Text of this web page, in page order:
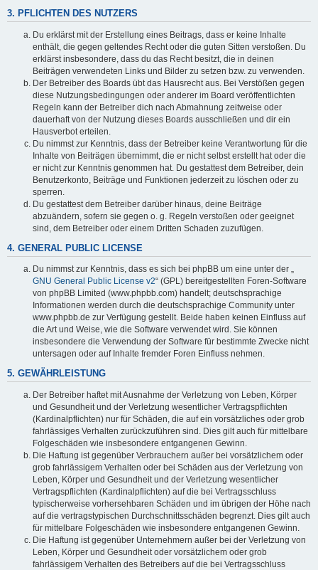
3. PFLICHTEN DES NUTZERS
Du erklärst mit der Erstellung eines Beitrags, dass er keine Inhalte
enthält, die gegen geltendes Recht oder die guten Sitten verstoßen. Du
erklärst insbesondere, dass du das Recht besitzt, die in deinen
Beiträgen verwendeten Links und Bilder zu setzen bzw. zu verwenden.
Der Betreiber des Boards übt das Hausrecht aus. Bei Verstößen gegen
diese Nutzungsbedingungen oder anderer im Board veröffentlichten
Regeln kann der Betreiber dich nach Abmahnung zeitweise oder
dauerhaft von der Nutzung dieses Boards ausschließen und dir ein
Hausverbot erteilen.
Du nimmst zur Kenntnis, dass der Betreiber keine Verantwortung für die
Inhalte von Beiträgen übernimmt, die er nicht selbst erstellt hat oder die
er nicht zur Kenntnis genommen hat. Du gestattest dem Betreiber, dein
Benutzerkonto, Beiträge und Funktionen jederzeit zu löschen oder zu
sperren.
Du gestattest dem Betreiber darüber hinaus, deine Beiträge
abzuändern, sofern sie gegen o. g. Regeln verstoßen oder geeignet
sind, dem Betreiber oder einem Dritten Schaden zuzufügen.
4. GENERAL PUBLIC LICENSE
Du nimmst zur Kenntnis, dass es sich bei phpBB um eine unter der „
GNU General Public License v2“ (GPL) bereitgestellten Foren-Software
von phpBB Limited (www.phpbb.com) handelt; deutschsprachige
Informationen werden durch die deutschsprachige Community unter
www.phpbb.de zur Verfügung gestellt. Beide haben keinen Einfluss auf
die Art und Weise, wie die Software verwendet wird. Sie können
insbesondere die Verwendung der Software für bestimmte Zwecke nicht
untersagen oder auf Inhalte fremder Foren Einfluss nehmen.
5. GEWÄHRLEISTUNG
Der Betreiber haftet mit Ausnahme der Verletzung von Leben, Körper
und Gesundheit und der Verletzung wesentlicher Vertragspflichten
(Kardinalpflichten) nur für Schäden, die auf ein vorsätzliches oder grob
fahrlässiges Verhalten zurückzuführen sind. Dies gilt auch für mittelbare
Folgeschäden wie insbesondere entgangenen Gewinn.
Die Haftung ist gegenüber Verbrauchern außer bei vorsätzlichem oder
grob fahrlässigem Verhalten oder bei Schäden aus der Verletzung von
Leben, Körper und Gesundheit und der Verletzung wesentlicher
Vertragspflichten (Kardinalpflichten) auf die bei Vertragsschluss
typischerweise vorhersehbaren Schäden und im übrigen der Höhe nach
auf die vertragstypischen Durchschnittsschäden begrenzt. Dies gilt auch
für mittelbare Folgeschäden wie insbesondere entgangenen Gewinn.
Die Haftung ist gegenüber Unternehmern außer bei der Verletzung von
Leben, Körper und Gesundheit oder vorsätzlichem oder grob
fahrlässigem Verhalten des Betreibers auf die bei Vertragsschluss